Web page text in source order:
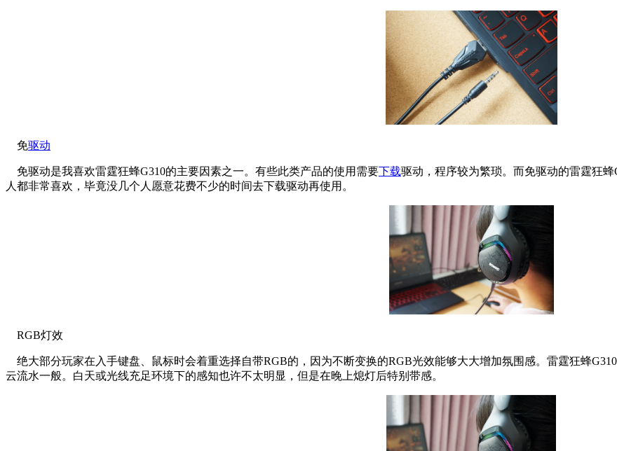
免驱动
免驱动是我喜欢雷霆狂蜂G310的主要因素之一。有些此类产品的使用需要下载驱动，程序较为繁琐。而免驱动的雷霆狂
人都非常喜欢，毕竟没几个人愿意花费不少的时间去下载驱动再使用。
RGB灯效
绝大部分玩家在入手键盘、鼠标时会着重选择自带RGB的，因为不断变换的RGB光效能够大大增加氛围感。雷霆狂蜂
云流水一般。白天或光线充足环境下的感知也许不太明显，但是在晚上熄灯后特别带感。